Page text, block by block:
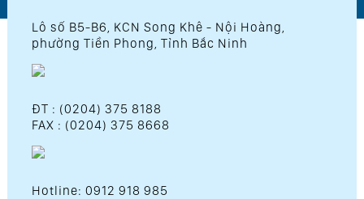
Lô số B5-B6, KCN Song Khê - Nội Hoàng,
phường Tiền Phong, Tỉnh Bắc Ninh
ĐT : (0204) 375 8188
FAX : (0204) 375 8668
Hotline: 0912 918 985